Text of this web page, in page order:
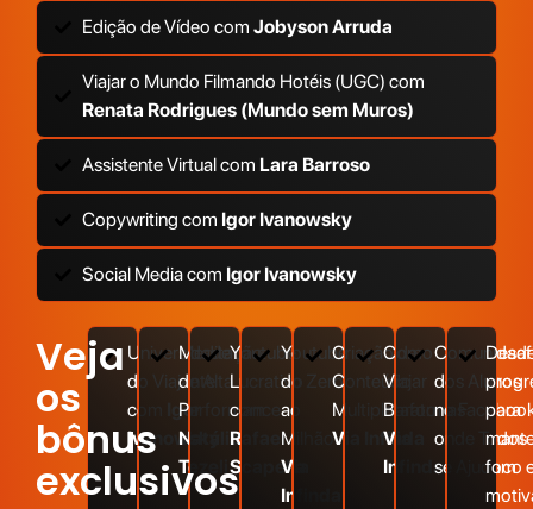
Edição de Vídeo com Jobyson Arruda
Viajar o Mundo Filmando Hotéis (UGC) com
Renata Rodrigues (Mundo sem Muros)
Assistente Virtual com Lara Barroso
Copywriting com Igor Ivanowsky
Social Media com Igor Ivanowsky
Veja
os
bônus
exclusivos
Universidade
do Viajante
com
Igor
Ivanowsky
Meditação
de Alta
Performance
Natália
Tezeli
Youtube
Lucrativo
com
Rafael
Scapella
Youtube
do Zero
ao
Milhão
Via
Infinda
Criação de
Conteúdo
Multiplataformas
Via Infinda
Como
Viajar
Barato
Via
Infinda
dos Alunos
no
onde Todos
se Ajudam
para
foco